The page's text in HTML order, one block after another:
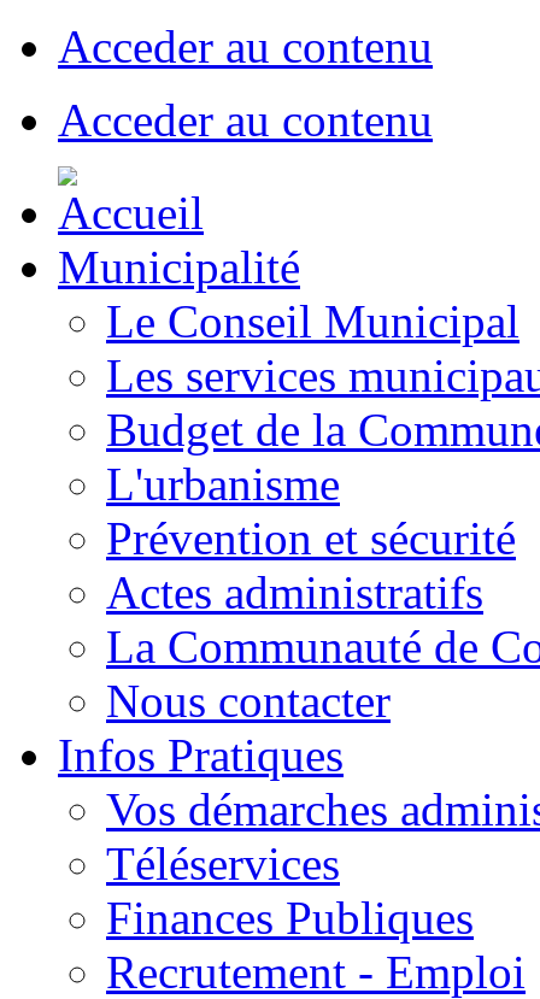
Acceder au contenu
Acceder au contenu
Municipalité
Le Conseil Municipal
Les services
Budget de la
L'urbanisme
Prévention et sécurité
Actes administratifs
La Communauté de
Nous contacter
Infos Pratiques
Vos démarches
Téléservices
Finances Publiques
Recrutement - Emploi